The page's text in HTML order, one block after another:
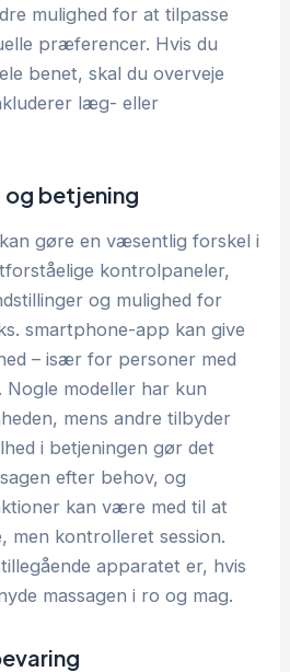
mulighed for at tilpasse
præferencer. Hvis du
benet, skal du overveje
læg- eller
og betjening
gøre en væsentlig forskel i
kontrolpaneler,
og mulighed for
smartphone-app kan give
– især for personer med
modeller har kun
mens andre tilbyder
i betjeningen gør det
efter behov, og
kan være med til at
men kontrolleret session.
apparatet er, hvis
massagen i ro og mag.